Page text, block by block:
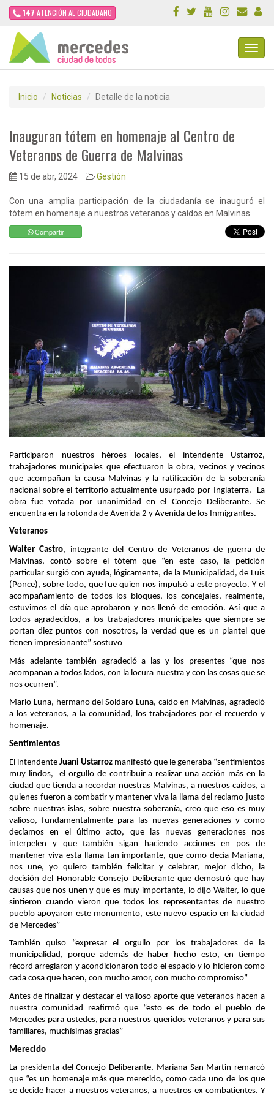
147 ATENCIÓN AL CIUDADANO
Inicio Noticias Detalle de la noticia
Inauguran tótem en homenaje al Centro de
Veteranos de Guerra de Malvinas
15 de abr, 2024 Gestión
Con una amplia participación de la ciudadanía se inauguró el
tótem en homenaje a nuestros veteranos y caídos en Malvinas.
Compartir
Participaron nuestros héroes locales, el intendente Ustarroz,
trabajadores municipales que efectuaron la obra, vecinos y vecinos
que acompañan la causa Malvinas y la ratificación de la soberanía
nacional sobre el territorio actualmente usurpado por Inglaterra. La
obra fue votada por unanimidad en el Concejo Deliberante. Se
encuentra en la rotonda de Avenida 2 y Avenida de los Inmigrantes.
Veteranos
Walter Castro, integrante del Centro de Veteranos de guerra de
Malvinas, contó sobre el tótem que “en este caso, la petición
particular surgió con ayuda, lógicamente, de la Municipalidad, de Luis
(Ponce), sobre todo, que fue quien nos impulsó a este proyecto. Y el
acompañamiento de todos los bloques, los concejales, realmente,
estuvimos el día que aprobaron y nos llenó de emoción. Así que a
todos agradecidos, a los trabajadores municipales que siempre se
portan diez puntos con nosotros, la verdad que es un plantel que
tienen impresionante” sostuvo
Más adelante también agradeció a las y los presentes “que nos
acompañan a todos lados, con la locura nuestra y con las cosas que se
nos ocurren”.
Mario Luna, hermano del Soldaro Luna, caído en Malvinas, agradeció
a los veteranos, a la comunidad, los trabajadores por el recuerdo y
homenaje.
Sentimientos
El intendente Juani Ustarroz manifestó que le generaba “sentimientos
muy lindos, el orgullo de contribuir a realizar una acción más en la
ciudad que tienda a recordar nuestras Malvinas, a nuestros caídos, a
quienes fueron a combatir y mantener viva la llama del reclamo justo
sobre nuestras islas, sobre nuestra soberanía, creo que eso es muy
valioso, fundamentalmente para las nuevas generaciones y como
decíamos en el último acto, que las nuevas generaciones nos
interpelen y que también sigan haciendo acciones en pos de
mantener viva esta llama tan importante, que como decía Mariana,
nos une, yo quiero también felicitar y celebrar, mejor dicho, la
decisión del Honorable Consejo Deliberante que demostró que hay
causas que nos unen y que es muy importante, lo dijo Walter, lo que
sintieron cuando vieron que todos los representantes de nuestro
pueblo apoyaron este monumento, este nuevo espacio en la ciudad
de Mercedes”
También quiso “expresar el orgullo por los trabajadores de la
municipalidad, porque además de haber hecho esto, en tiempo
récord arreglaron y acondicionaron todo el espacio y lo hicieron como
cada cosa que hacen, con mucho amor, con mucho compromiso”
Antes de finalizar y destacar el valioso aporte que veteranos hacen a
nuestra comunidad reafirmó que “esto es de todo el pueblo de
Mercedes para ustedes, para nuestros queridos veteranos y para sus
familiares, muchísimas gracias”
Merecido
La presidenta del Concejo Deliberante, Mariana San Martín remarcó
que “es un homenaje más que merecido, como cada uno de los que
se decide hacer a nuestros veteranos, a nuestros ex combatientes. Y